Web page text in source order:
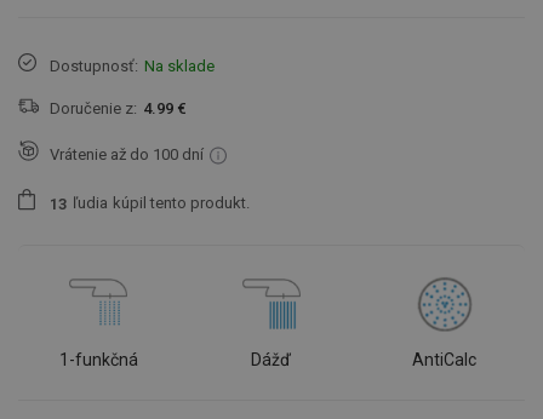
Dostupnosť: Na sklade
Doručenie z: 4.99 €
Vrátenie až do 100 dní
1 3 ľudia kúpil tento produkt.
1-funkčná Dážď AntiCalc